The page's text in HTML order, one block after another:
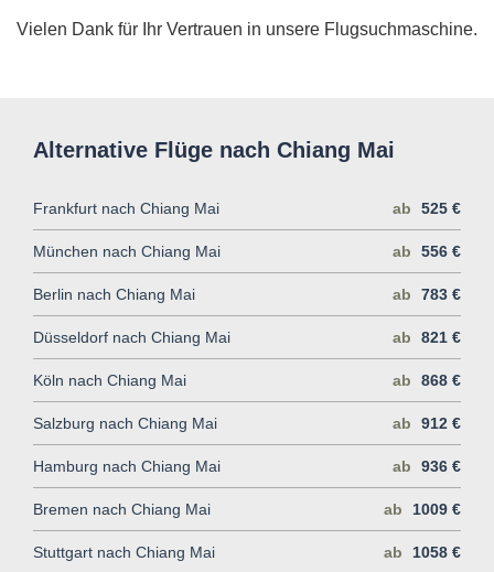
Vielen Dank für Ihr Vertrauen in unsere Flugsuchmaschine.
Alternative Flüge nach Chiang Mai
Frankfurt nach Chiang Mai ab 525 €
München nach Chiang Mai ab 556 €
Berlin nach Chiang Mai ab 783 €
Düsseldorf nach Chiang Mai ab 821 €
Köln nach Chiang Mai ab 868 €
Salzburg nach Chiang Mai ab 912 €
Hamburg nach Chiang Mai ab 936 €
Bremen nach Chiang Mai ab 1009 €
Stuttgart nach Chiang Mai ab 1058 €